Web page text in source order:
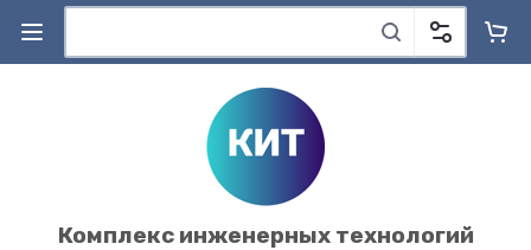
Комплекс инженерных технологий